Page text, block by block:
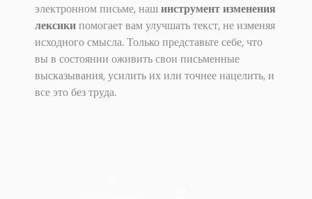
электронном письме, нашинструмент изменения
лексикипомогает вам улучшать текст, не изменяя
исходного смысла. Только представьте себе, что
вы в состоянии оживить свои письменные
высказывания, усилить их или точнее нацелить, и
все это без труда.